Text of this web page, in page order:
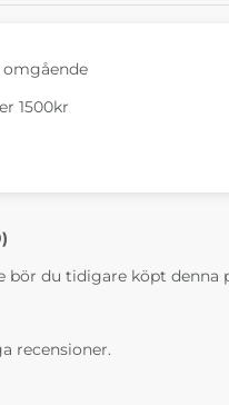
omgående
1500kr
0 AV 5 ANTAL BETYG 0
)
bör du tidigare köpt denna
recensioner.